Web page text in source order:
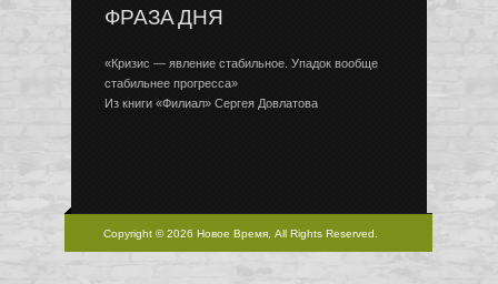
ФРАЗА ДНЯ
«Кризис — явление стабильное. Упадок вообще
стабильнее прогресса»
Из книги «Филиал» Сергея Довлатова
Copyright © 2026 Новое Время, All Rights Reserved.